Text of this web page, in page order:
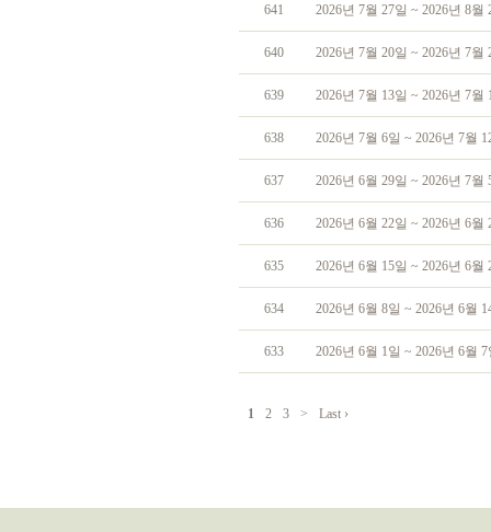
641 2026년 7월 27일 ~ 2026년 8월
640 2026년 7월 20일 ~ 2026년 7월
639 2026년 7월 13일 ~ 2026년 7월
638 2026년 7월 6일 ~ 2026년 7월
637 2026년 6월 29일 ~ 2026년 7월
636 2026년 6월 22일 ~ 2026년 6월
635 2026년 6월 15일 ~ 2026년 6월
634 2026년 6월 8일 ~ 2026년 6월
633 2026년 6월 1일 ~ 2026년 6월
1 2 3 > Last ›